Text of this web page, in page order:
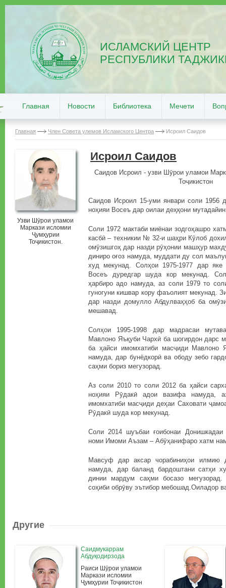
ИСЛАМСКИЙ ЦЕНТР
РЕСПУБЛИКИ
Главная Новости Библиотека Мечети
Главная Член Совета улемов Исламского Центра Исроил Саидов
Узви Шӯрои уламои
Маркази исломии
Ҷумҳурии
Тоҷикистон.
Исроил Саидов
Саидов Исроил - узви Шӯрои уламои
Тоҷикистон
Саидов Исроил 15-уми январи соли 1956
ноҳияи Восеъ дар оилаи деҳқони
Соли 1972 мактаби миёнаи зодгоҳашро
касбӣ – техникии № 32-и шаҳри Кӯлоб
омӯзишгоҳ дар назди рӯҳонии машҳур
диниро оғоз намуда, муддати ду сол
худ мекунад. Солҳои 1975-1977 дар яке
Восеъ дуредгар шуда кор мекунад.
ҳарбиро адо намуда, аз соли 1979 то
гуногуни кишвар кору фаъолият мекунад.
дар назди домулло Абдулваҳҳоб ба
мешавад.
Солҳои 1995-1998 дар мадрасаи
Мавлоно Яъқуби Чархӣ ба шогирдон дарс
ба ҳайси имомхатиби масҷиди Мавлоно
намуда, дар бунёдкорӣ ва ободу зебо
саҳми бориз мегузорад.
Аз соли 2010 то соли 2012 ба ҳайси
ноҳияи Рӯдакӣ адои вазифа намуда,
имомхатиби масҷиди деҳаи Саховати
Рӯдакӣ шуда кор мекунад.
Соли 2014 шуъбаи ғоибонаи Донишкадаи
номи Имоми Аъзам – Абӯҳанифаро хатм
Мавсуф дар аксар чорабиниҳои илмию
намуда, дар баланд бардоштани сатҳи
динии мардум саҳми босазо мегузорад.
соҳиби обрӯву эътибор мебошад.Оиладор
Другие
Саидмукаррам
Абдуқодирзода
Раиси Шӯрои уламои
Маркази исломии
Ҷумҳурии Тоҷикистон